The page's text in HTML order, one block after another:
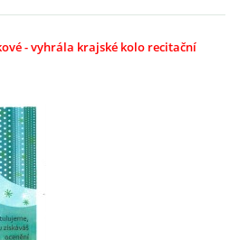
- vyhrála krajské kolo recitační